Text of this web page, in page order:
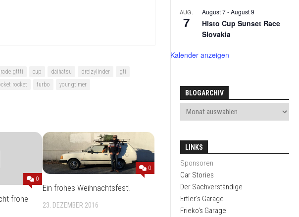
gttti cup daihatsu dreizylinder
gti
rocket turbo youngtimer
0
frohe
0
Ein frohes Weihnachtsfest!
23. DEZEMBER 2016
AUG.
7
August 7-August 9
Histo Cup Sunset Race
Slovakia
Kalender anzeigen
BLOGARCHIV
LINKS
Sponsoren
Car Stories
Der Sachverständige
Ertler’s Garage
Frieko’s Garage